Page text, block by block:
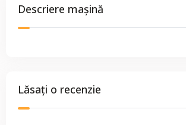
Descriere mașină
Lăsați o recenzie